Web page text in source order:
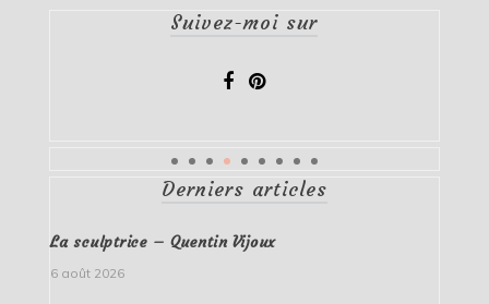
Suivez-moi sur
Derniers articles
La sculptrice – Quentin Vijoux
6 août 2026